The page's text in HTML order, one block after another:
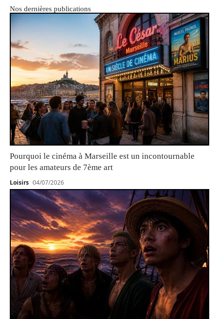
Nos dernières publications
Pourquoi le cinéma à Marseille est un incontournable
pour les amateurs de 7ème art
Loisirs 04/07/2026